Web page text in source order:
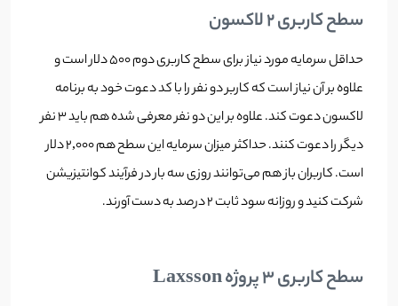
سطح کاربری 2 لاکسون
حداقل سرمایه مورد نیاز برای سطح کاربری دوم 500 دلار است و
علاوه بر آن نیاز است که کاربر دو نفر را با کد دعوت خود به برنامه
لاکسون دعوت کند. علاوه بر این دو نفر معرفی شده هم باید ۳ نفر
دیگر را دعوت کنند. حداکثر میزان سرمایه این سطح هم ۲,۰۰۰ دلار
است. کاربران باز هم می‌توانند روزی سه بار در فرآیند کوانتیزیشن
شرکت کنید و روزانه سود ثابت 2 درصد به دست آورند.
سطح کاربری 3 پروژه Laxsson